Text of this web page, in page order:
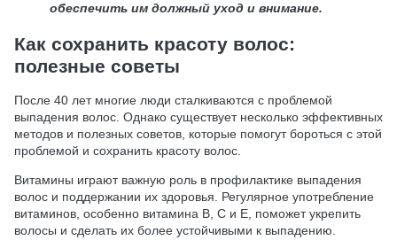
обеспечить им должный уход и внимание.
Как сохранить красоту волос:
полезные советы
После 40 лет многие люди сталкиваются с проблемой
выпадения волос. Однако существует несколько эффективных
методов и полезных советов, которые помогут бороться с этой
проблемой и сохранить красоту волос.
Витамины играют важную роль в профилактике выпадения
волос и поддержании их здоровья. Регулярное употребление
витаминов, особенно витамина B, C и E, поможет укрепить
волосы и сделать их более устойчивыми к выпадению.